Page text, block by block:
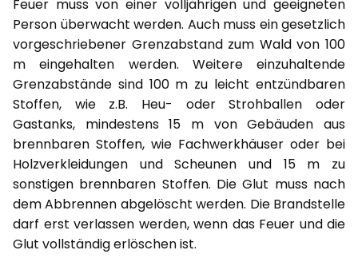
Feuer muss von einer volljährigen und geeigneten
Person überwacht werden. Auch muss ein gesetzlich
vorgeschriebener Grenzabstand zum Wald von 100
m eingehalten werden. Weitere einzuhaltende
Grenzabstände sind 100 m zu leicht entzündbaren
Stoffen, wie z.B. Heu- oder Strohballen oder
Gastanks, mindestens 15 m von Gebäuden aus
brennbaren Stoffen, wie Fachwerkhäuser oder bei
Holzverkleidungen und Scheunen und 15 m zu
sonstigen brennbaren Stoffen. Die Glut muss nach
dem Abbrennen abgelöscht werden. Die Brandstelle
darf erst verlassen werden, wenn das Feuer und die
Glut vollständig erlöschen ist.